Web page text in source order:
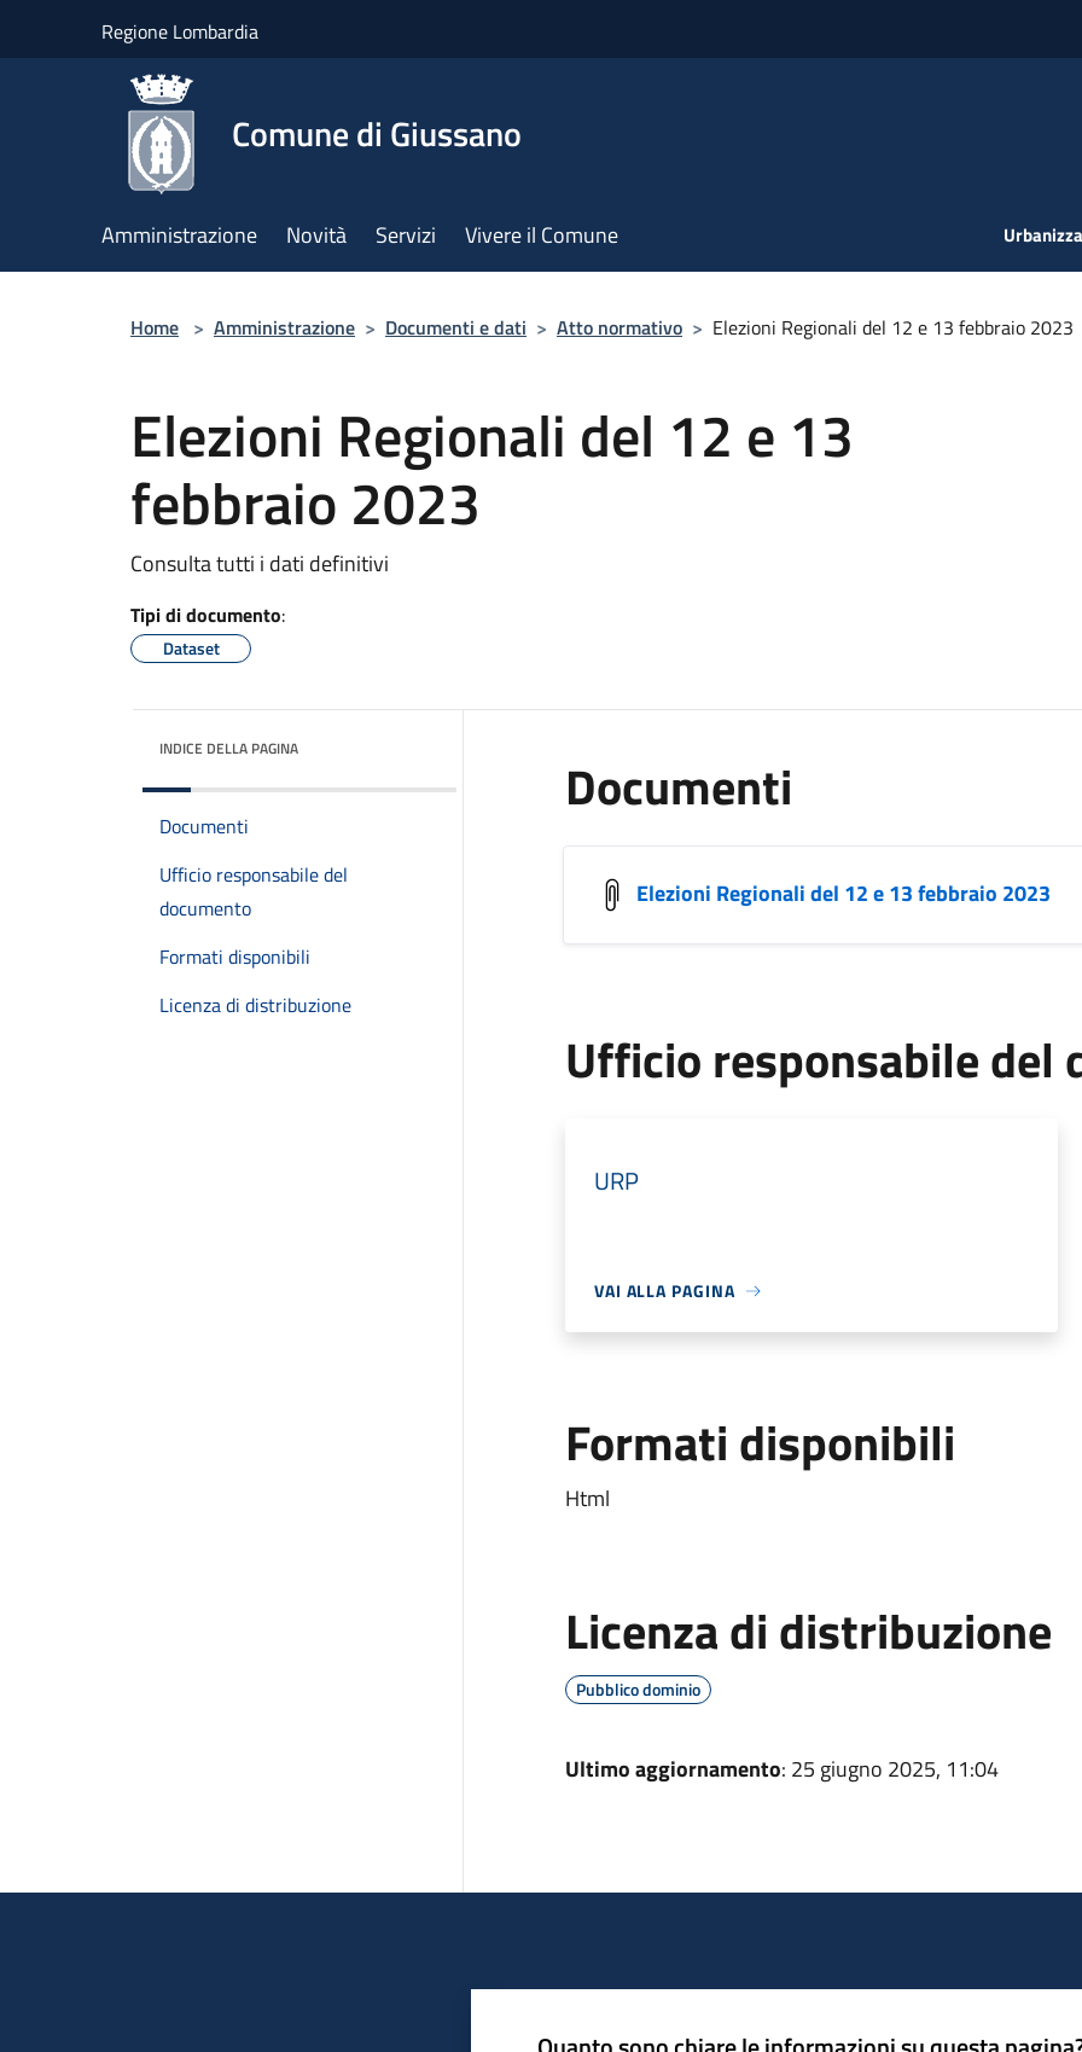
Regione Lombardia
Comune di Giussano
Amministrazione Novità Servizi Vivere il Comune
Home > Amministrazione > Documenti e dati > Atto normativo > Elezioni Regionali del 12 e 13 febbraio 2023
Elezioni Regionali del 12 e 13
febbraio 2023
Consulta tutti i dati definitivi
Tipi di documento:
Dataset
INDICE DELLA PAGINA
Documenti
Ufficio responsabile del
documento
Formati disponibili
Licenza di distribuzione
Documenti
Elezioni Regionali del 12 e 13 febbraio 2023
Ufficio responsabile del
URP
VAI ALLA PAGINA
Formati disponibili
Html
Licenza di distribuzione
Pubblico dominio
Ultimo aggiornamento: 25 giugno 2025, 11:04